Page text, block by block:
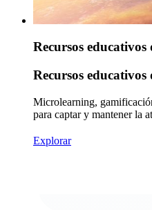
Recursos educativos
Recursos educativos
Microlearning,
para captar y mantener la
Explorar